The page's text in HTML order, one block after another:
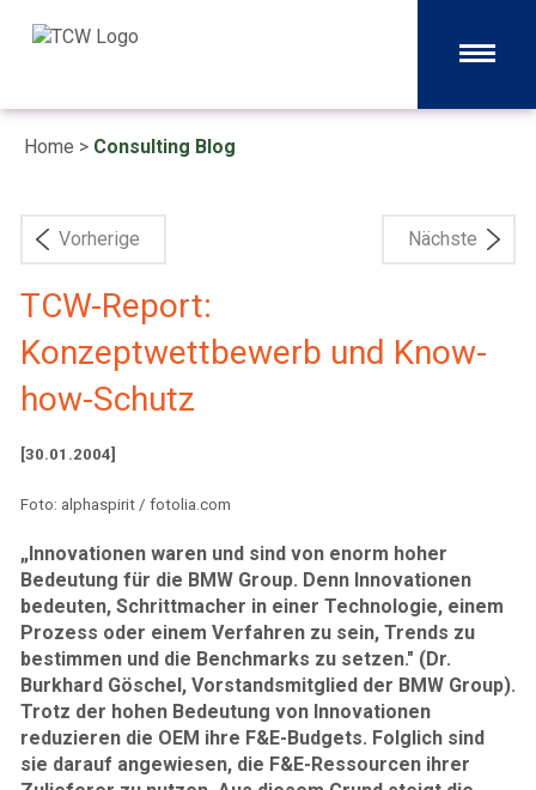
Home > Consulting Blog
Vorherige Nächste
TCW-Report:
Konzeptwettbewerb und Know-
how-Schutz
[30.01.2004]
Foto: alphaspirit / fotolia.com
„Innovationen waren und sind von enorm hoher
Bedeutung für die BMW Group. Denn Innovationen
bedeuten, Schrittmacher in einer Technologie, einem
Prozess oder einem Verfahren zu sein, Trends zu
bestimmen und die Benchmarks zu setzen." (Dr.
Burkhard Göschel, Vorstandsmitglied der BMW Group).
Trotz der hohen Bedeutung von Innovationen
reduzieren die OEM ihre F&E-Budgets. Folglich sind
sie darauf angewiesen, die F&E-Ressourcen ihrer